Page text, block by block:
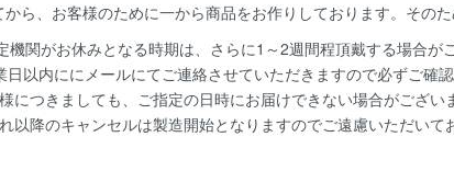
ら、お客様のために一から商品をお作りしております。その
関がお休みとなる時期は、さらに1～2週間程頂戴する場合が
以内ににメールにてご連絡させていただきますので必ずご確
につきましても、ご指定の日時にお届けできない場合がござ
以降のキャンセルは製造開始となりますのでご遠慮いただいて